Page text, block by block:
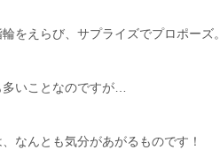
をえらび、サプライズでプロポーズ。
いことなのですが…
なんとも気分があがるものです！